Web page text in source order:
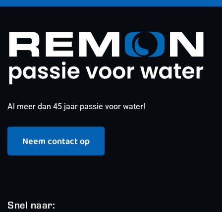
Al meer dan 45 jaar passie voor water!
Neem contact op
Snel naar: